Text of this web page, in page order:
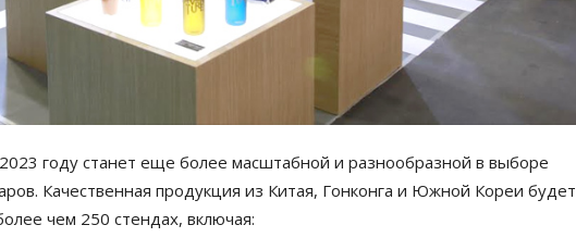
году станет еще более масштабной и разнообразной в выборе
Качественная продукция из Китая, Гонконга и Южной Кореи будет
чем 250 стендах, включая: